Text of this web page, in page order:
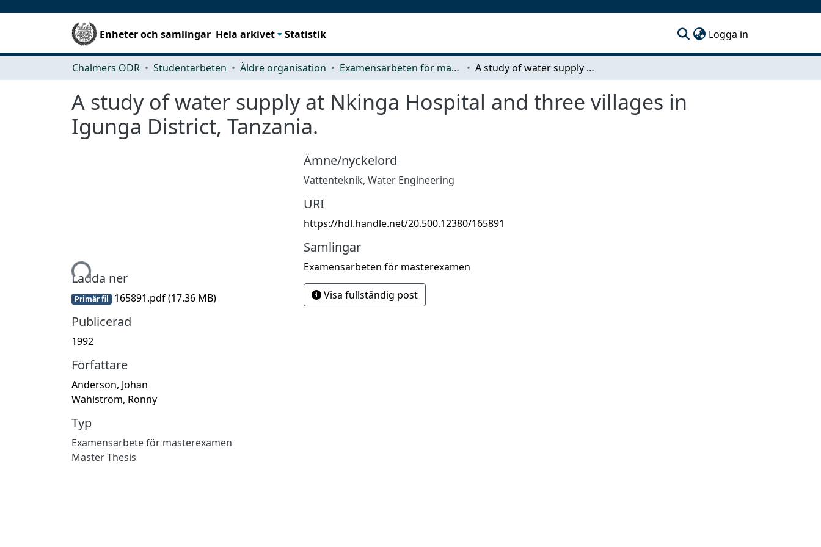
Enheter och samlingar Hela arkivet Statistik Logga in
Chalmers ODR Studentarbeten Äldre organisation Examensarbeten för masterexamen A study of water supply at Nkinga Hospital and three villages in Igunga District, Tanzania.
A study of water supply at Nkinga Hospital and three villages in
Igunga District, Tanzania.
Hämtar...
Ladda ner
Primär fil 165891.pdf(17.36 MB)
Publicerad
1992
Författare
Anderson, Johan
Wahlström, Ronny
Typ
Examensarbete för masterexamen
Master Thesis
Ämne/nyckelord
Vattenteknik, Water Engineering
URI
https://hdl.handle.net/20.500.12380/165891
Samlingar
Examensarbeten för masterexamen
Visa fullständig post